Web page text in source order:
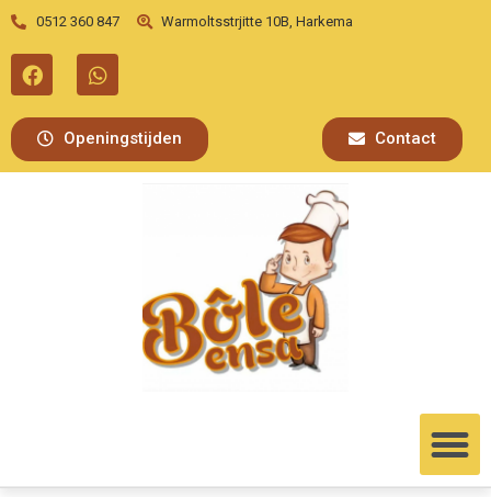
0512 360 847 Warmoltsstrjitte 10B, Harkema
Openingstijden Contact